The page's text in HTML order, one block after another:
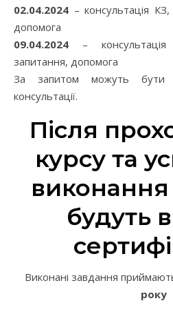
02.04.2024 – консультація КЗ,
допомога
09.04.2024 –
запитання, допомога
За запитом можуть бути
консультації.
Після
курсу та
будуть
Виконані завдання
року